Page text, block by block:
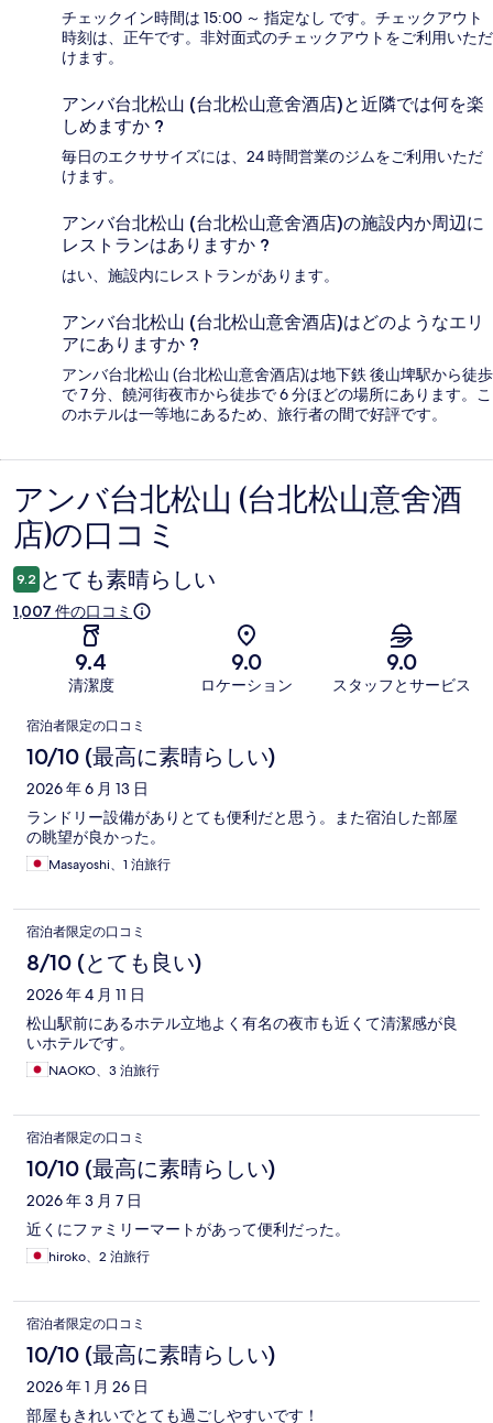
チェックイン時間は 15:00 ～ 指定なし です。チェックアウト
時刻は、正午です。非対面式のチェックアウトをご利用いただ
けます。
アンバ台北松山 (台北松山意舍酒店)と近隣では何を楽
しめますか ?
毎日のエクササイズには、24 時間営業のジムをご利用いただ
けます。
アンバ台北松山 (台北松山意舍酒店)の施設内か周辺に
レストランはありますか ?
はい、施設内にレストランがあります。
アンバ台北松山 (台北松山意舍酒店)はどのようなエリ
アにありますか ?
アンバ台北松山 (台北松山意舍酒店)は地下鉄 後山埤駅から徒歩
で 7 分、饒河街夜市から徒歩で 6 分ほどの場所にあります。こ
のホテルは一等地にあるため、旅行者の間で好評です。
口
コ
ミ
アンバ台北松山 (台北松山意舍酒
店)の口コミ
9.2 とても素晴らしい
1,007 件の口コミ
9.4
清潔度
9.0
ロケーション
9.0
スタッフとサービス
口
コ
ミ
宿泊者限定の口コミ
10/10 (最高に素晴らしい)
2026 年 6 月 13 日
ランドリー設備がありとても便利だと思う。また宿泊した部屋
の眺望が良かった。
Masayoshi、1 泊旅行
宿泊者限定の口コミ
8/10 (とても良い)
2026 年 4 月 11 日
松山駅前にあるホテル立地よく有名の夜市も近くて清潔感が良
いホテルです。
NAOKO、3 泊旅行
宿泊者限定の口コミ
10/10 (最高に素晴らしい)
2026 年 3 月 7 日
近くにファミリーマートがあって便利だった。
hiroko、2 泊旅行
宿泊者限定の口コミ
10/10 (最高に素晴らしい)
2026 年 1 月 26 日
部屋もきれいでとても過ごしやすいです！